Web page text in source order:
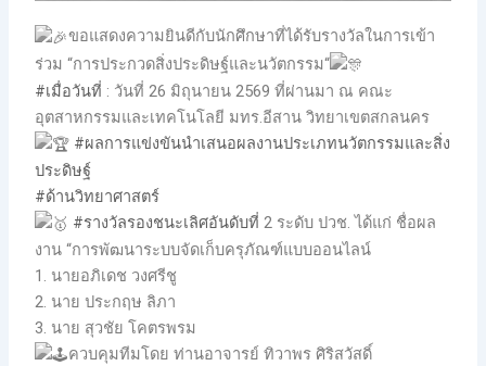
ขอแสดงความยินดีกับนักศึกษาที่ได้รับรางวัลในการเข้า
ร่วม “การประกวดสิ่งประดิษฐ์และนวัตกรรม“
#เมื่อวันที่ : วันที่ 26 มิถุนายน 2569 ที่ผ่านมา ณ คณะ
อุตสาหกรรมและเทคโนโลยี มทร.อีสาน วิทยาเขตสกลนคร
#ผลการแข่งขันนำเสนอผลงานประเภทนวัตกรรมและสิ่ง
ประดิษฐ์
#ด้านวิทยาศาสตร์
#รางวัลรองชนะเลิศอันดับที่ 2 ระดับ ปวช. ได้แก่ ชื่อผล
งาน “การพัฒนาระบบจัดเก็บครุภัณฑ์แบบออนไลน์
1. นายอภิเดช วงศรีชู
2. นาย ประกฤษ ลิภา
3. นาย สุวชัย โคตรพรม
ควบคุมทีมโดย ท่านอาจารย์ ทิวาพร ศิริสวัสดิ์